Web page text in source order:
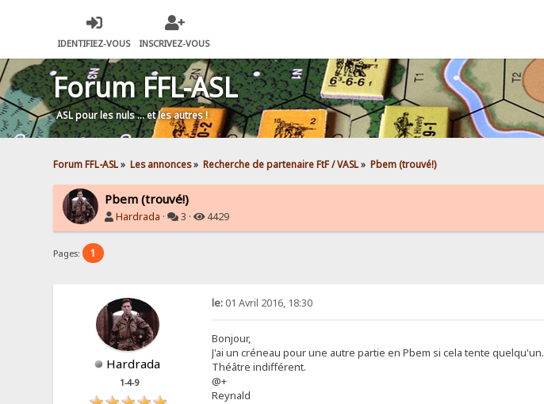
IDENTIFIEZ-VOUS INSCRIVEZ-VOUS
Forum FFL-ASL
ASL pour les nuls … et les autres !
Forum FFL-ASL» Les annonces» Recherche de partenaire FtF / VASL» Pbem (trouvé!)
Pbem (trouvé!)
Hardrada · 3 · 4429
Pages: 1
Hardrada
1-4-9
le:01 Avril 2016, 18:30
Bonjour,
J'ai un créneau pour une autre partie en Pbem si cela tente quelqu'un.
Théâtre indifférent.
@+
Reynald